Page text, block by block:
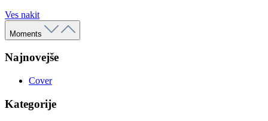
Ves nakit
Moments
Najnovejše
Cover
Kategorije